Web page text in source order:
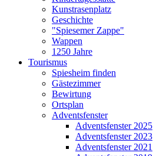
Kunstrasenplatz
Geschichte
"Spiesemer Zappe"
Wappen
1250 Jahre
Tourismus
Spiesheim finden
Gästezimmer
Bewirtung
Ortsplan
Adventsfenster
Adventsfenster 2025
Adventsfenster 2023
Adventsfenster 2021